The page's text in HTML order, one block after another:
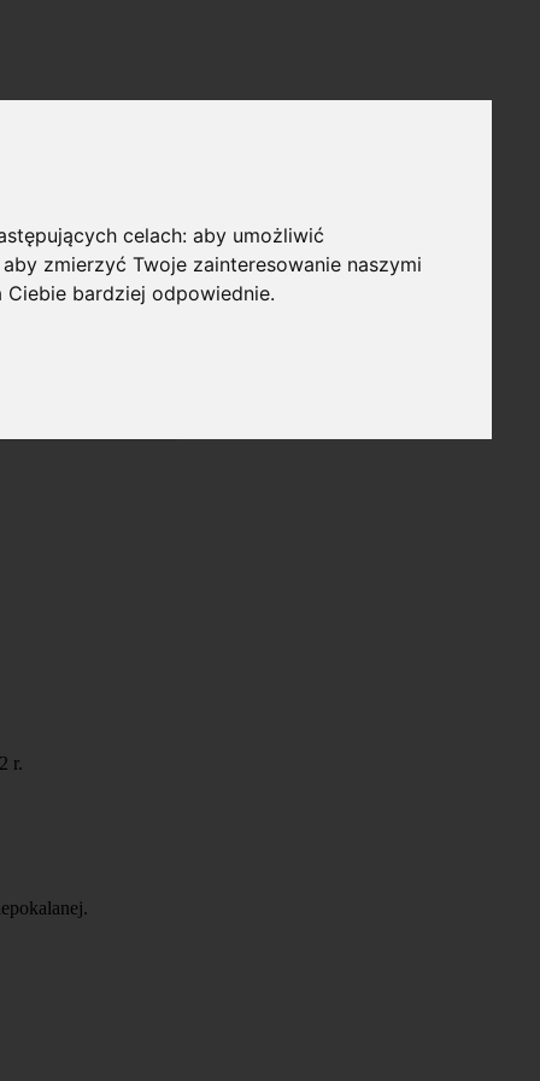
celach:aby umożliwić
aby zmierzyć Twoje zainteresowanie naszymi
bardziej odpowiednie.
r.